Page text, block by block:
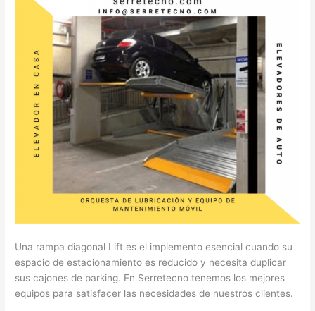
Una rampa diagonal Lift es el implemento esencial cuando su
espacio de estacionamiento es reducido y necesita duplicar
sus cajones de parking. En Serretecno tenemos los mejores
equipos para satisfacer las necesidades de nuestros clientes.